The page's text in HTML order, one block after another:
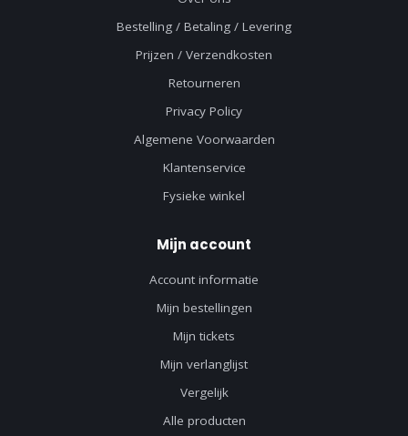
Bestelling / Betaling / Levering
Prijzen / Verzendkosten
Retourneren
Privacy Policy
Algemene Voorwaarden
Klantenservice
Fysieke winkel
Mijn account
Account informatie
Mijn bestellingen
Mijn tickets
Mijn verlanglijst
Vergelijk
Alle producten